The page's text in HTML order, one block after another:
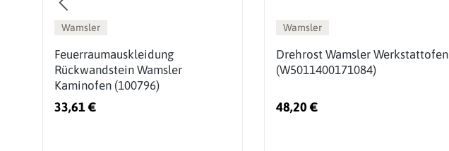
Wamsler
Feuerraumauskleidung
Rückwandstein Wamsler
Kaminofen (100796)
33,61 €
Wamsler
Drehrost Wamsler Werkstattofen
(W5011400171084)
48,20 €